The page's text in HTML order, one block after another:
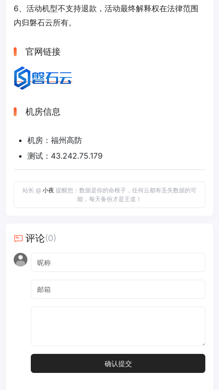
6、活动机型不支持退款，活动最终解释权在法律范围
内归磐石云所有。
官网链接
机房信息
机房：福州高防
测试：43.242.75.179
站长 @ 小夜 提醒您：数据是你的命根子，任何云都有丢失数据的可
能，每天备份才是王道！
评论(0)